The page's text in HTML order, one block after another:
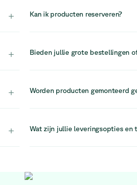
raden we aan om snel te handelen.
+ Kan ik producten reserveren?
Door de hoge vraag en beperkte
+ Bieden jullie grote bestellingen
Ja. Voor grotere projecten of
kantoorontwerp en
+ Worden producten gemonteerd
Ja, alle items worden volledig
+ Wat zijn jullie leveringsopties en
Wij bieden levering aan met de
ondersteuning.